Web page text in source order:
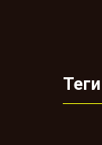
Теги